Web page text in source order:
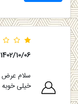
1402/10/06